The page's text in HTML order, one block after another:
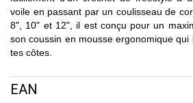
voile en passant par un coulisseau de
8", 10" et 12", il est conçu pour un
son coussin en mousse ergonomique
tes côtes.
EAN